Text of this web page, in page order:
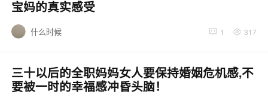
宝妈的真实感受
什么时候 1 317
三十以后的全职妈妈女人要保持婚姻危机感,不
要被一时的幸福感冲昏头脑！